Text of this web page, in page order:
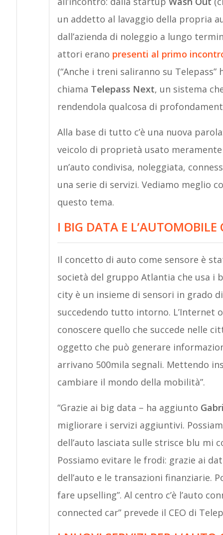
un addetto al lavaggio della propria
dall’azienda di noleggio a lungo
attori erano presenti al primo
(“Anche i treni saliranno su
chiama Telepass Next, un sistema
rendendola qualcosa di
Alla base di tutto c’è una nuova
veicolo di proprietà usato
un’auto condivisa, noleggiata,
una serie di servizi. Vediamo meglio
questo tema.
I BIG DATA E L’AUTOMOBILE
Il concetto di auto come sensore è
società del gruppo Atlantia che usa i
city è un insieme di sensori in grado
succedendo tutto intorno. L’Internet
conoscere quello che succede nelle
oggetto che può generare
arrivano 500mila segnali. Mettendo
cambiare il mondo della mobilità”.
“Grazie ai big data – ha aggiunto
migliorare i servizi aggiuntivi.
dell’auto lasciata sulle strisce blu mi
Possiamo evitare le frodi: grazie ai
dell’auto e le transazioni finanziarie.
fare upselling”. Al centro c’è l’auto
connected car” prevede il CEO di